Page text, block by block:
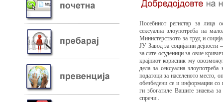
Посебниот регистар за лица
сексуална злоупотреба на
Министерството за труд и
ЈУ Завод за социјални
за сите осуденици за овие
крајниот корисник му
дела за сексуална
податоци за населеното место,
обезбедени се и информации со
ги збогатиле Вашитe знаења
спречи .